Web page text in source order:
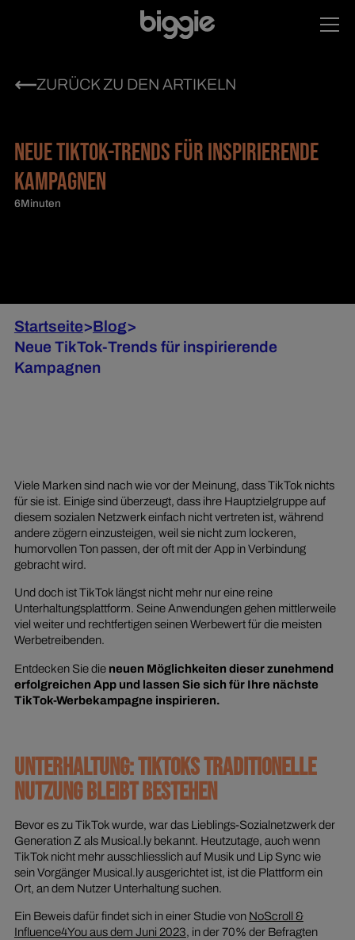
ZURÜCK ZU DEN ARTIKELN
NEUE TIKTOK-TRENDS FÜR INSPIRIERENDE
KAMPAGNEN
6Minuten
Startseite>Blog>
Neue TikTok-Trends für inspirierende
Kampagnen
Viele Marken sind nach wie vor der Meinung, dass TikTok nichts
für sie ist. Einige sind überzeugt, dass ihre Hauptzielgruppe auf
diesem sozialen Netzwerk einfach nicht vertreten ist, während
andere zögern einzusteigen, weil sie nicht zum lockeren,
humorvollen Ton passen, der oft mit der App in Verbindung
gebracht wird.
Und doch ist TikTok längst nicht mehr nur eine reine
Unterhaltungsplattform. Seine Anwendungen gehen mittlerweile
viel weiter und rechtfertigen seinen Werbewert für die meisten
Werbetreibenden.
Entdecken Sie die neuen Möglichkeiten dieser zunehmend
erfolgreichen App und lassen Sie sich für Ihre nächste
TikTok-Werbekampagne inspirieren.
UNTERHALTUNG: TIKTOKS TRADITIONELLE
NUTZUNG BLEIBT BESTEHEN
Bevor es zu TikTok wurde, war das Lieblings-Sozialnetzwerk der
Generation Z als Musical.ly bekannt. Heutzutage, auch wenn
TikTok nicht mehr ausschliesslich auf Musik und Lip Sync wie
sein Vorgänger Musical.ly ausgerichtet ist, ist die Plattform ein
Ort, an dem Nutzer Unterhaltung suchen.
Ein Beweis dafür findet sich in einer Studie von NoScroll &
Influence4You aus dem Juni 2023, in der 70% der Befragten